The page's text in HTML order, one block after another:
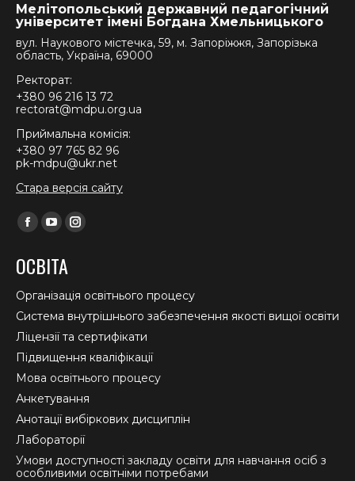
Мелітопольський державний педагогічний
університет імені Богдана Хмельницького
вул. Наукового містечка, 59, м. Запоріжжя, Запорізька
область, Україна, 69000
Ректорат:
+380 96 216 13 72
rectorat@mdpu.org.ua
Приймальна комісія:
+380 97 765 82 96
pk-mdpu@ukr.net
Стара версія сайту
Find us on:
Facebook
opens
in
new
window
YouTube
opens
in
new
window
Instagram
in
new
window
ОСВІТА
Організація освітнього процесу
Система внутрішнього забезпечення якості вищої освіти
Ліцензії та сертифікати
Підвищення кваліфікації
Мова освітнього процесу
Анкетування
Анотації вибіркових дисциплін
Лабораторії
Умови доступності закладу освіти для навчання осіб з
особливими освітніми потребами